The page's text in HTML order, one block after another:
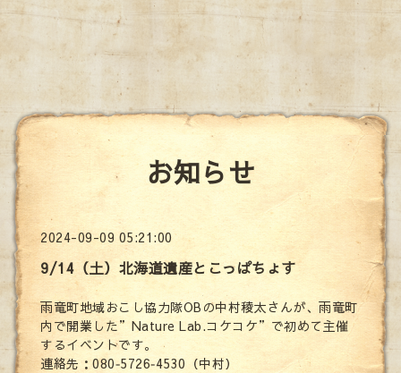
お知らせ
2024-09-09 05:21:00
9/14（土）北海道遺産とこっぱちょす
雨竜町地域おこし協力隊OBの中村稜太さんが、雨竜町
内で開業した”Nature Lab.コケコケ”で初めて主催
するイベントです。
連絡先：080‐5726‐4530（中村）